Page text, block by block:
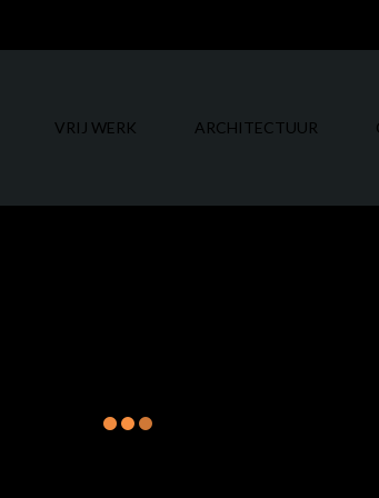
VRIJ WERK ARCHITECTUUR